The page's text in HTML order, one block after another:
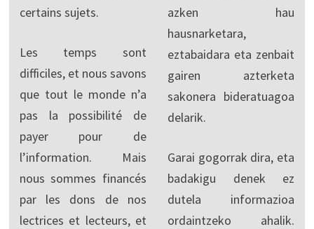
certains sujets.
Les temps sont
difficiles, et nous savons
que tout le monde n’a
pas la possibilité de
payer pour de
l’information. Mais
nous sommes financés
par les dons de nos
lectrices et lecteurs, et
azken hau
hausnarketara,
eztabaidara eta zenbait
gairen azterketa
sakonera bideratuagoa
delarik.
Garai gogorrak dira, eta
badakigu denek ez
dutela informazioa
ordaintzeko ahalik.